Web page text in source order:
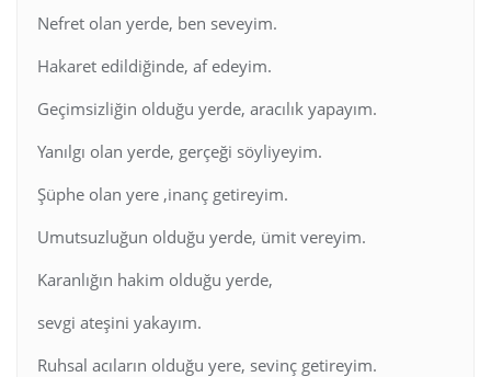
Nefret olan yerde, ben seveyim.
Hakaret edildiğinde, af edeyim.
Geçimsizliğin olduğu yerde, aracılık yapayım.
Yanılgı olan yerde, gerçeği söyliyeyim.
Şüphe olan yere ,inanç getireyim.
Umutsuzluğun olduğu yerde, ümit vereyim.
Karanlığın hakim olduğu yerde,
sevgi ateşini yakayım.
Ruhsal acıların olduğu yere, sevinç getireyim.